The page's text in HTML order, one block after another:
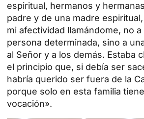
espiritual, hermanos y
padre y de una madre
mi afectividad llamándome, no a
persona determinada, sino a
al Señor y a los demás. Estaba
el principio que, si debía ser
habría querido ser fuera de la
porque solo en esta familia
vocación».